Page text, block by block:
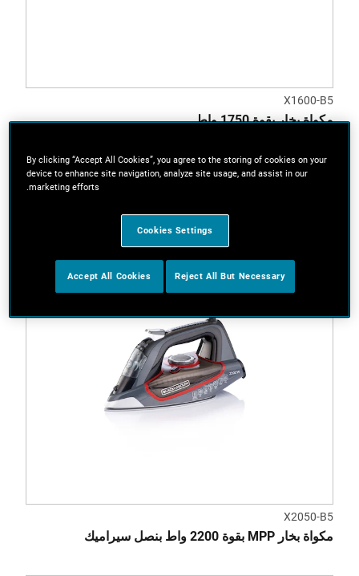
X1600-B5
مكواة بخار بقوة 1750 واط
X2050-B5
مكواة بخار MPP بقوة 2200 واط بنصل سيراميك
By clicking “Accept All Cookies”, you agree to the storing of cookies on your
device to enhance site navigation, analyze site usage, and assist in our
marketing efforts.
Cookies Settings
Reject All But Necessary
Accept All Cookies